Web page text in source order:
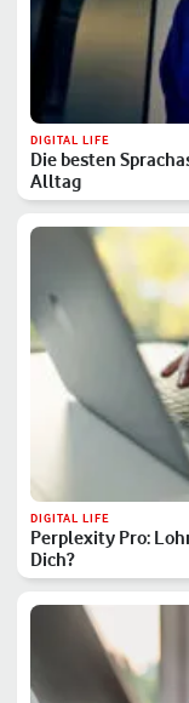
DIGITAL LIFE
Die besten
Alltag
DIGITAL LIFE
Perplexity Pro:
Dich?